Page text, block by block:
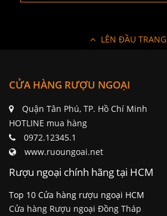
LÊN ĐẦU TRANG
CỬA HÀNG RƯỢU NGOẠI
Quận Tân Phú, TP. Hồ Chí Minh
HOTLINE mua hàng
0972.12345.1
www.ruoungoai.net
Rượu ngoại chính hãng tại HCM
Top 10 Cửa hàng rượu ngoại HCM
Cửa hàng Rượu ngoại Đồng Tháp